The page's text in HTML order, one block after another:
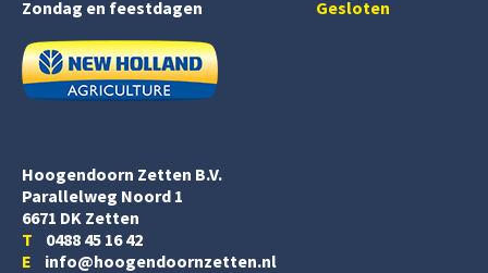
Zondag en feestdagen
Gesloten
Hoogendoorn Zetten B.V.
Parallelweg Noord 1
6671 DK Zetten
T 0488 45 16 42
E info@hoogendoornzetten.nl